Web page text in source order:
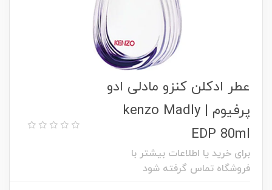
عطر ادکلن کنزو مادلی ادو
پرفیوم | kenzo Madly
EDP 80ml
برای خرید یا اطلاعات بیشتر با
فروشگاه تماس گرفته شود